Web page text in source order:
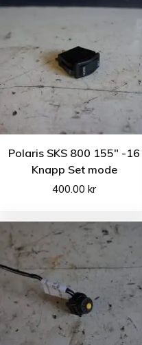
Polaris SKS 800 155″ -16
Knapp Set mode
400.00kr